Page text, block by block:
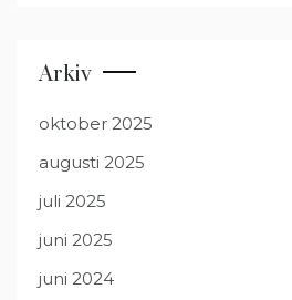
Arkiv
oktober 2025
augusti 2025
juli 2025
juni 2025
juni 2024